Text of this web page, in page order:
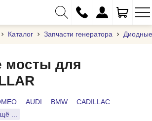
+375 (29) 333-01-01
+375 (17) 373-97-09
Каталог Запчасти генератора
мосты для
AUDI BMW
CADILLAC
...